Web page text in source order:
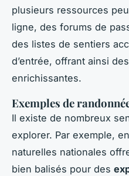
plusieurs ressources
ligne, des forums de
des listes de sentiers
d’entrée, offrant ainsi des
enrichissantes.
Exemples de
Il existe de nombreux
explorer. Par exemple,
naturelles nationales
bien balisés pour des